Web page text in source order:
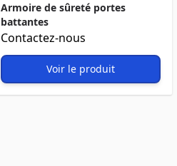
Armoire de sûreté portes
battantes
Contactez-nous
Voir le produit